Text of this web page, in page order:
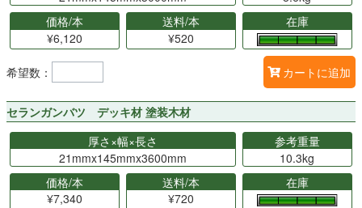
価格/本
¥6,120
送料/本
¥520
在庫
希望数： カートに追加
セランガンバツ デッキ材 塗装木材
厚さ×幅×長さ
21mmx145mmx3600mm
参考重量
10.3kg
価格/本
¥7,340
送料/本
¥720
在庫